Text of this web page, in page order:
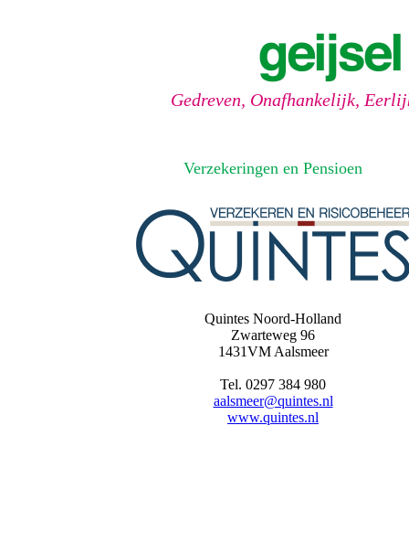
Gedreven, Onafhankelijk,
Verzekeringen en Pensioen
Quintes Noord-Holland
Zwarteweg 96
1431VM Aalsmeer
Tel. 0297 384 980
aalsmeer@quintes.nl
www.quintes.nl